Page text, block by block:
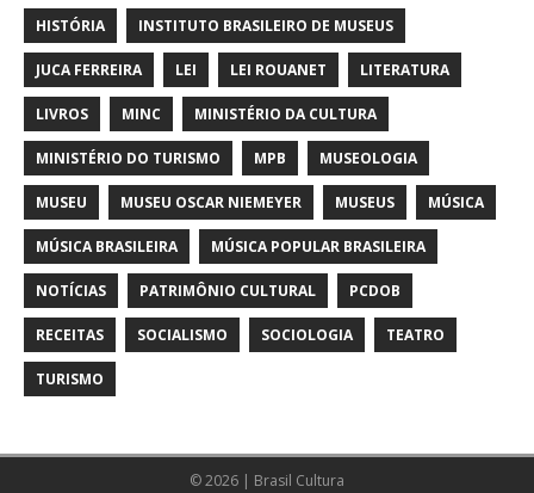
HISTÓRIA INSTITUTO BRASILEIRO DE MUSEUS
JUCA FERREIRA LEI LEI ROUANET LITERATURA
LIVROS MINC MINISTÉRIO DA CULTURA
MINISTÉRIO DO TURISMO MPB MUSEOLOGIA
MUSEU MUSEU OSCAR NIEMEYER MUSEUS MÚSICA
MÚSICA BRASILEIRA MÚSICA POPULAR BRASILEIRA
NOTÍCIAS PATRIMÔNIO CULTURAL PCDOB
RECEITAS SOCIALISMO SOCIOLOGIA TEATRO
TURISMO
© 2026 | Brasil Cultura